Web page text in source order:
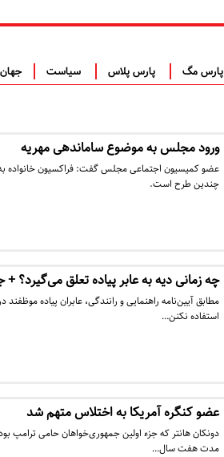
پارس مگ پارس پلاس سیاست جهان
ورود مجلس به موضوع ساماندهی مهریه
عضو کمیسیون اجتماعی مجلس گفت: فراکسیون خانواده
چندین طرح است.
چه زمانی دیه به عابر پیاده تعلق می‌گیرد؟ +
مطابق آیین‌نامه راهنمایی و رانندگی، عابران پیاده
استفاده نکنن…
عضو کنگره آمریکا به اختلاس متهم شد
دونکان هانتر که جزء اولین جمهوری‌خواهان حامی ترامپ
مدت هفت سال…